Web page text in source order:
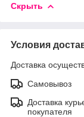
Скрыть
Условия
Доставка
Самовывоз
Доставка
покупателя